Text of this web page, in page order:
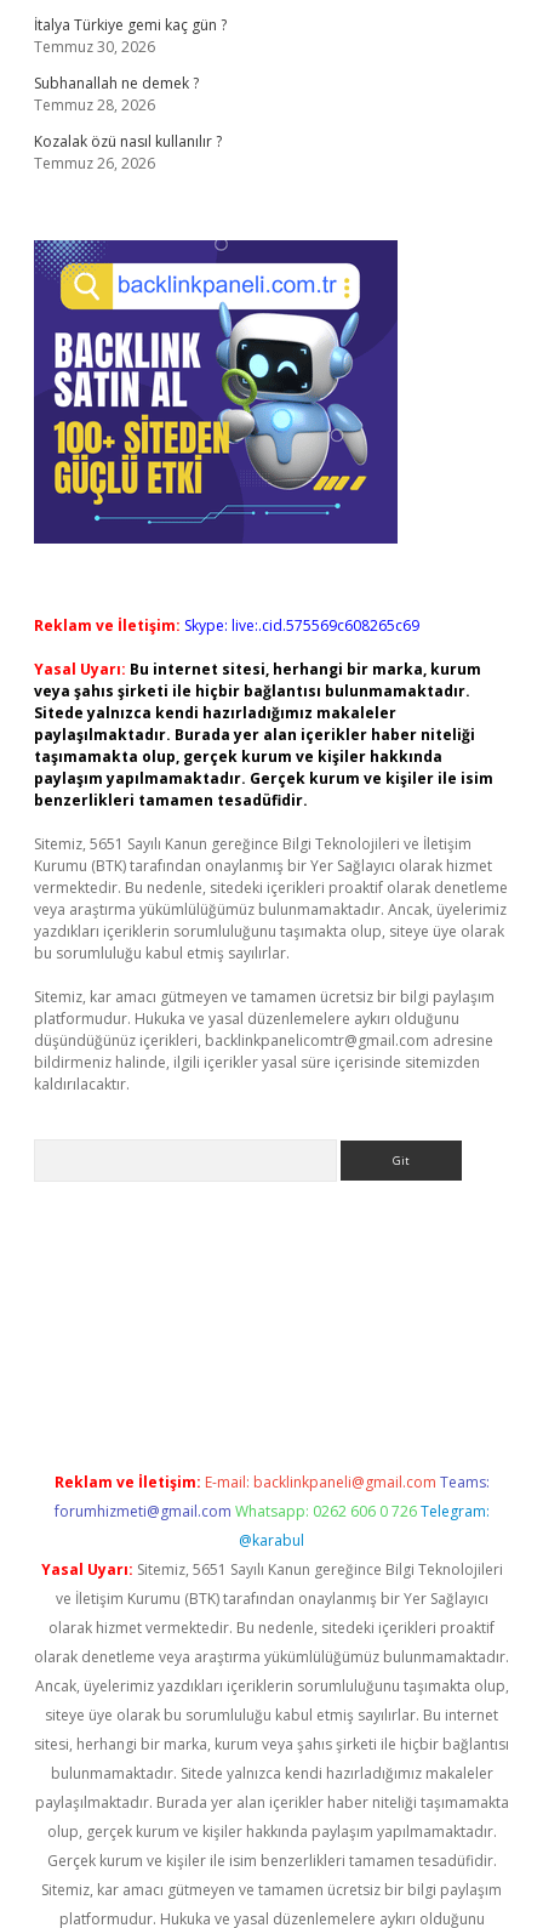
İtalya Türkiye gemi kaç gün ?
Temmuz 30, 2026
Subhanallah ne demek ?
Temmuz 28, 2026
Kozalak özü nasıl kullanılır ?
Temmuz 26, 2026
Reklam ve İletişim: Skype: live:.cid.575569c608265c69
Yasal Uyarı: Bu internet sitesi, herhangi bir marka, kurum
veya şahıs şirketi ile hiçbir bağlantısı bulunmamaktadır.
Sitede yalnızca kendi hazırladığımız makaleler
paylaşılmaktadır. Burada yer alan içerikler haber niteliği
taşımamakta olup, gerçek kurum ve kişiler hakkında
paylaşım yapılmamaktadır. Gerçek kurum ve kişiler ile isim
benzerlikleri tamamen tesadüfidir.
Sitemiz, 5651 Sayılı Kanun gereğince Bilgi Teknolojileri ve İletişim
Kurumu (BTK) tarafından onaylanmış bir Yer Sağlayıcı olarak hizmet
vermektedir. Bu nedenle, sitedeki içerikleri proaktif olarak denetleme
veya araştırma yükümlülüğümüz bulunmamaktadır. Ancak, üyelerimiz
yazdıkları içeriklerin sorumluluğunu taşımakta olup, siteye üye olarak
bu sorumluluğu kabul etmiş sayılırlar.
Sitemiz, kar amacı gütmeyen ve tamamen ücretsiz bir bilgi paylaşım
platformudur. Hukuka ve yasal düzenlemelere aykırı olduğunu
düşündüğünüz içerikleri, backlinkpanelicomtr@gmail.com adresine
bildirmeniz halinde, ilgili içerikler yasal süre içerisinde sitemizden
kaldırılacaktır.
Reklam ve İletişim: E-mail: backlinkpaneli@gmail.com Teams:
forumhizmeti@gmail.com Whatsapp: 0262 606 0 726 Telegram:
@karabul
Yasal Uyarı: Sitemiz, 5651 Sayılı Kanun gereğince Bilgi Teknolojileri
ve İletişim Kurumu (BTK) tarafından onaylanmış bir Yer Sağlayıcı
olarak hizmet vermektedir. Bu nedenle, sitedeki içerikleri proaktif
olarak denetleme veya araştırma yükümlülüğümüz bulunmamaktadır.
Ancak, üyelerimiz yazdıkları içeriklerin sorumluluğunu taşımakta olup,
siteye üye olarak bu sorumluluğu kabul etmiş sayılırlar. Bu internet
sitesi, herhangi bir marka, kurum veya şahıs şirketi ile hiçbir bağlantısı
bulunmamaktadır. Sitede yalnızca kendi hazırladığımız makaleler
paylaşılmaktadır. Burada yer alan içerikler haber niteliği taşımamakta
olup, gerçek kurum ve kişiler hakkında paylaşım yapılmamaktadır.
Gerçek kurum ve kişiler ile isim benzerlikleri tamamen tesadüfidir.
Sitemiz, kar amacı gütmeyen ve tamamen ücretsiz bir bilgi paylaşım
platformudur. Hukuka ve yasal düzenlemelere aykırı olduğunu